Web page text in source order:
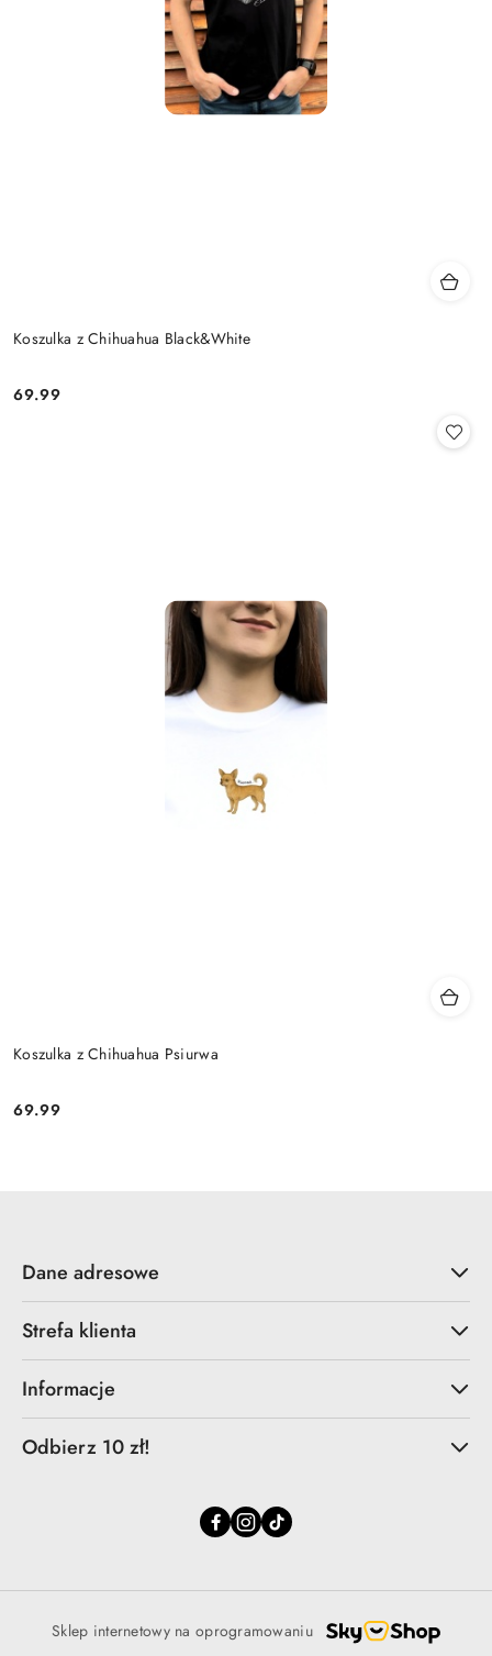
Koszulka z Chihuahua Black&White
Cena:
69.99
Koszulka z Chihuahua Psiurwa
Cena:
69.99
Dane adresowe
Strefa klienta
Informacje
Odbierz 10 zł!
Sklep internetowy na oprogramowaniu